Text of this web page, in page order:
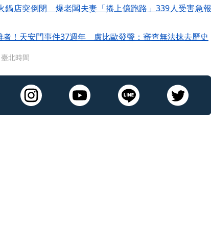
鍋店突倒閉 爆老闆夫妻「捲上億跑路」339人受害急報
者！天安門事件37週年 盧比歐發聲：審查無法抹去歷史
北時間